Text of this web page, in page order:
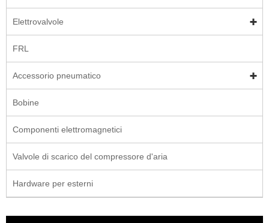
Elettrovalvole
FRL
Accessorio pneumatico
Bobine
Componenti elettromagnetici
Valvole di scarico del compressore d'aria
Hardware per esterni